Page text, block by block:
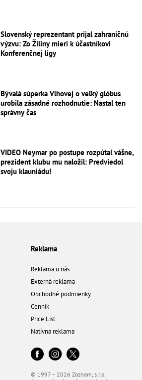
Slovenský reprezentant prijal zahraničnú
výzvu: Zo Žiliny mieri k účastníkovi
Konferenčnej ligy
Bývalá súperka Vlhovej o veľký glóbus
urobila zásadné rozhodnutie: Nastal ten
správny čas
VIDEO Neymar po postupe rozpútal vášne,
prezident klubu mu naložil: Predviedol
svoju klauniádu!
Reklama
Reklama u nás
Externá reklama
Obchodné podmienky
Cenník
Price List
Natívna reklama
© 1997 – 2026 Zoznam, s.r.o.